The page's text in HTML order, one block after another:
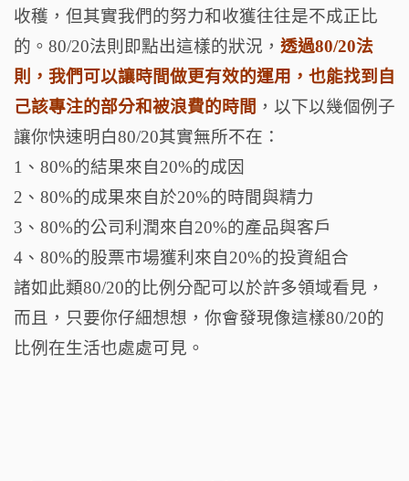
收穫，但其實我們的努力和收獲往往是不成正比
的。80/20法則即點出這樣的狀況， 透過80/20法
則，我們可以讓時間做更有效的運用，也能找到自
己該專注的部分和被浪費的時間 ，以下以幾個例子
讓你快速明白80/20其實無所不在：
1、80%的結果來自20%的成因
2、80%的成果來自於20%的時間與精力
3、80%的公司利潤來自20%的產品與客戶
4、80%的股票市場獲利來自20%的投資組合
諸如此類80/20的比例分配可以於許多領域看見，
而且，只要你仔細想想，你會發現像這樣80/20的
比例在生活也處處可見。